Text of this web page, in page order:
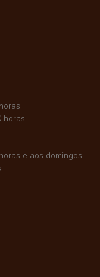
horas
e aos domingos